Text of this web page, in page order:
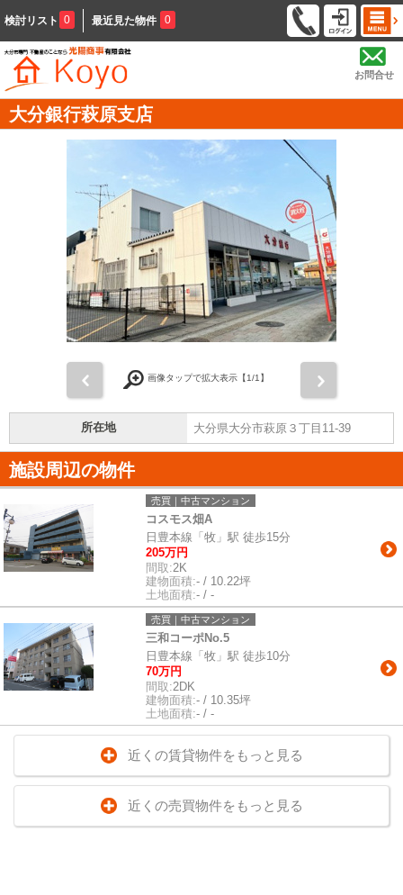
検討リスト 0 最近見た物件 0
お問合せ
大分銀行萩原支店
画像タップで拡大表示【1/1】
所在地 大分県大分市萩原３丁目11-39
施設周辺の物件
売買｜中古マンション
コスモス畑A
日豊本線「牧」駅 徒歩15分
205万円
間取:2K
建物面積:- / 10.22坪
土地面積:- / -
売買｜中古マンション
三和コーポNo.5
日豊本線「牧」駅 徒歩10分
70万円
間取:2DK
建物面積:- / 10.35坪
土地面積:- / -
近くの賃貸物件をもっと見る
近くの売買物件をもっと見る